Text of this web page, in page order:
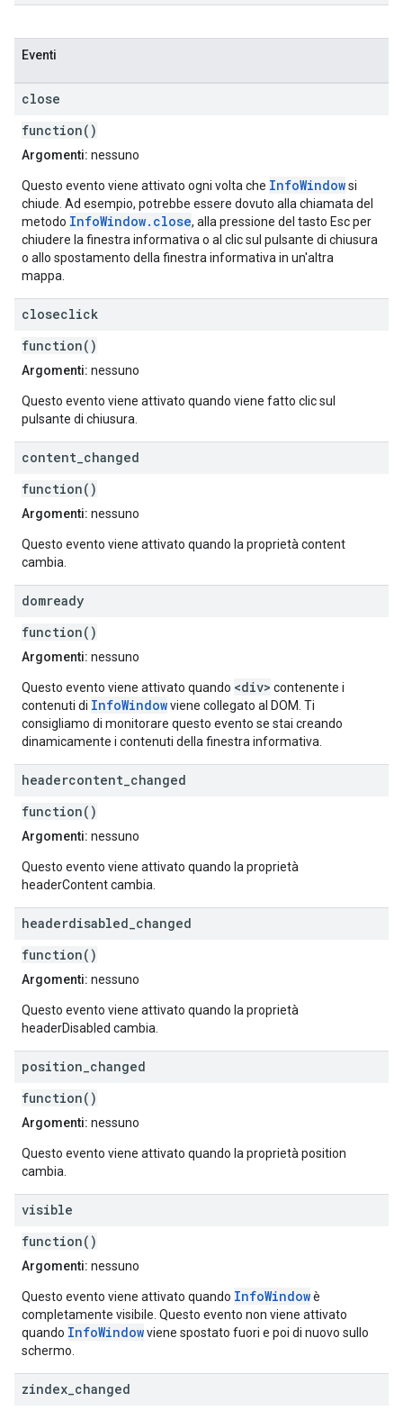
Eventi
close
function()
Argomenti: nessuno
Questo evento viene attivato ogni volta che InfoWindowsi
chiude. Ad esempio, potrebbe essere dovuto alla chiamata del
metodo InfoWindow.close, alla pressione del tasto Esc per
chiudere la finestra informativa o al clic sul pulsante di chiusura
o allo spostamento della finestra informativa in un'altra
mappa.
closeclick
function()
Argomenti: nessuno
Questo evento viene attivato quando viene fatto clic sul
pulsante di chiusura.
content changed
function()
Argomenti: nessuno
Questo evento viene attivato quando la proprietà content
cambia.
domready
function()
Argomenti: nessuno
Questo evento viene attivato quando <div> contenente i
contenuti di InfoWindowviene collegato al DOM. Ti
consigliamo di monitorare questo evento se stai creando
dinamicamente i contenuti della finestra informativa.
headercontent changed
function()
Argomenti: nessuno
Questo evento viene attivato quando la proprietà
headerContent cambia.
headerdisabled changed
function()
Argomenti: nessuno
Questo evento viene attivato quando la proprietà
headerDisabled cambia.
position changed
function()
Argomenti: nessuno
Questo evento viene attivato quando la proprietà position
cambia.
visible
function()
Argomenti: nessuno
Questo evento viene attivato quando InfoWindowè
completamente visibile. Questo evento non viene attivato
quando InfoWindowviene spostato fuori e poi di nuovo sullo
schermo.
zindex changed